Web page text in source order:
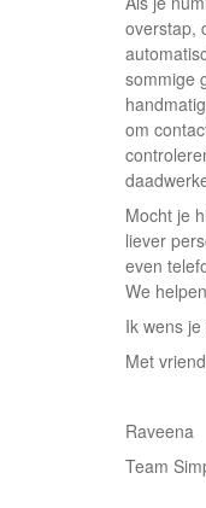
overstap,
sommige
om
Mocht je
liever
even
We
Ik wens
Met
Raveena
Team